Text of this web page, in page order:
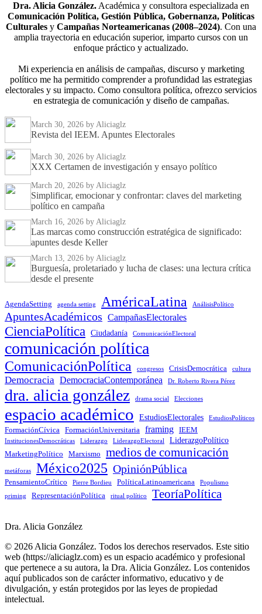
Dra. Alicia González. Académica y consultora especializada en
Comunicación Política, Gestión Pública, Gobernanza, Políticas
Culturales y Campañas Norteamericanas (2008–2024). Con una
amplia trayectoria en educación superior, imparto cursos con un
enfoque práctico y actualizado.
Mi experiencia en análisis de campañas, discurso y marketing
político me ha permitido comprender a profundidad las estrategias
electorales y su impacto. Como consultora política, ofrezco servicios
en estrategia de comunicación y diseño de campañas.
March 30, 2026 by Aliciaglz
Revista del IEEM. Apuntes Electorales
March 30, 2026 by Aliciaglz
XXX Certamen de investigación y ensayo político
March 20, 2026 by Aliciaglz
Simplificar, emocionar y confrontar: claves del marketing
político en campaña
March 16, 2026 by Aliciaglz
Las marcas como construcción estratégica de significado:
apuntes desde Keller
March 13, 2026 by Aliciaglz
Burguesía, proletariado y lucha de clases: una lectura crítica
desde el presente
AgendaSetting agenda setting AméricaLatina AnálisisPolítico
ApuntesAcadémicos CampañasElectorales
CienciaPolítica Ciudadanía ComunicaciónElectoral
comunicación política
ComunicaciónPolítica congresos CrisisDemocrática cultura
Democracia DemocraciaContemporánea Dr. Roberto Rivera Pérez
dra. alicia gonzález drama social Elecciones
espacio académico EstudiosElectorales EstudiosPolíticos
FormaciónCívica FormaciónUniversitaria framing IEEM
InstitucionesDemocráticas Liderazgo LiderazgoElectoral LiderazgoPolítico
MarketingPolítico Marxismo medios de comunicación
metáforas México2025 OpiniónPública
PensamientoCrítico Pierre Bordieu PolíticaLatinoamericana Populismo
priming RepresentaciónPolítica ritual político TeoríaPolítica
Dra. Alicia González
© 2026 Alicia González. Todos los derechos reservados. Este sitio
web (https://aliciaglz.com) es un espacio académico y profesional
que pertenece a su autora, la Dra. Alicia González. Los contenidos
aquí publicados son de carácter informativo, educativo y de
divulgación, y están protegidos por las leyes de propiedad
intelectual.